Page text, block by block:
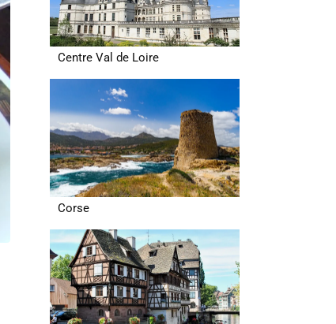
Centre Val de Loire
Corse